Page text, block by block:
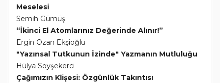
Meselesi
Semih Gümüş
“İkinci El Atomlarınız Değerinde Alınır!”
Ergin Ozan Ekşioğlu
"Yazınsal Tutkunun İzinde" Yazmanın Mutluluğu
Hülya Soyşekerci
Çağımızın Klişesi: Özgünlük Takıntısı